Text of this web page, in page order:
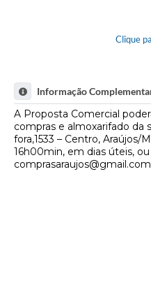
A Prefeitura
SIC
Galeria de Fotos
Contratos
Limite para Apresentação da
de 2026, até às 23h59min!
Clique
Informação
A Proposta Comercial
compras e almoxarifado da
fora,1533 – Centro,
16h00min, em dias úteis,
comprasaraujos@gmail.com